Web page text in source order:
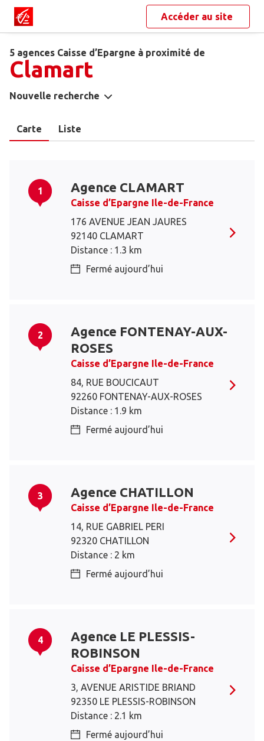
Accéder au site
5 agences Caisse d’Epargne à proximité de
Clamart
Nouvelle recherche
Carte Liste
1 Agence CLAMART
Caisse d’Epargne Ile-de-France
176 AVENUE JEAN JAURES
92140 CLAMART
Distance : 1.3 km
Fermé aujourd’hui
2
Agence FONTENAY-AUX-
ROSES
Caisse d’Epargne Ile-de-France
84, RUE BOUCICAUT
92260 FONTENAY-AUX-ROSES
Distance : 1.9 km
Fermé aujourd’hui
3 Agence CHATILLON
Caisse d’Epargne Ile-de-France
14, RUE GABRIEL PERI
92320 CHATILLON
Distance : 2 km
Fermé aujourd’hui
4
Agence LE PLESSIS-
ROBINSON
Caisse d’Epargne Ile-de-France
3, AVENUE ARISTIDE BRIAND
92350 LE PLESSIS-ROBINSON
Distance : 2.1 km
Fermé aujourd’hui